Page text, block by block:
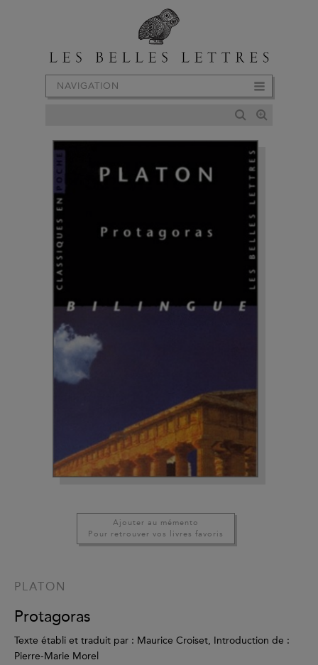
NAVIGATION
Ajouter au mémento
Pour retrouver vos livres favoris
PLATON
Protagoras
Texte établi et traduit par : Maurice Croiset, Introduction de :
Pierre-Marie Morel